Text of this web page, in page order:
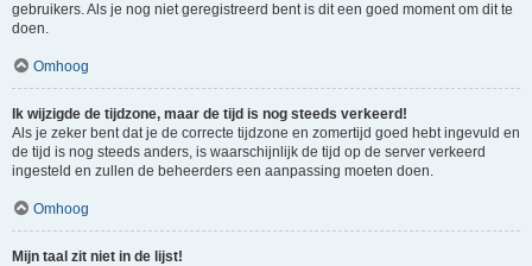
gebruikers. Als je nog niet geregistreerd bent is dit een goed moment om dit te
doen.
Omhoog
Ik wijzigde de tijdzone, maar de tijd is nog steeds verkeerd!
Als je zeker bent dat je de correcte tijdzone en zomertijd goed hebt ingevuld en
de tijd is nog steeds anders, is waarschijnlijk de tijd op de server verkeerd
ingesteld en zullen de beheerders een aanpassing moeten doen.
Omhoog
Mijn taal zit niet in de lijst!